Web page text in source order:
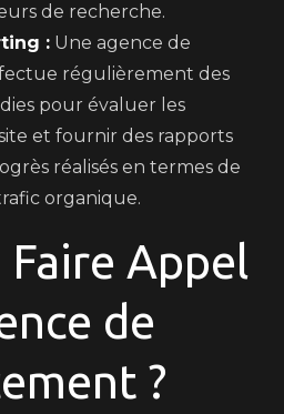
de recherche.
: Une agence de
régulièrement des
pour évaluer les
et fournir des rapports
réalisés en termes de
organique.
Appel
de
?